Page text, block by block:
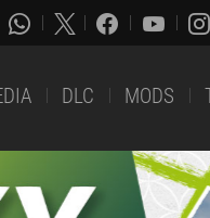
DLC MODS